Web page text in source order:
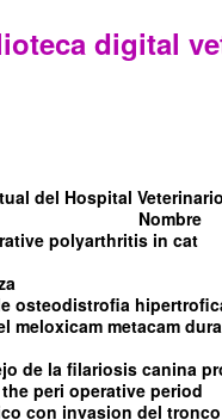
digital
del Hospital
Nombre
polyarthritis in cat
osteodistrofia
meloxicam metacam
de la filariosis canina
peri operative period
con invasion del